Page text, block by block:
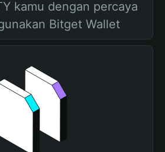
kamu dengan percaya
Bitget Wallet